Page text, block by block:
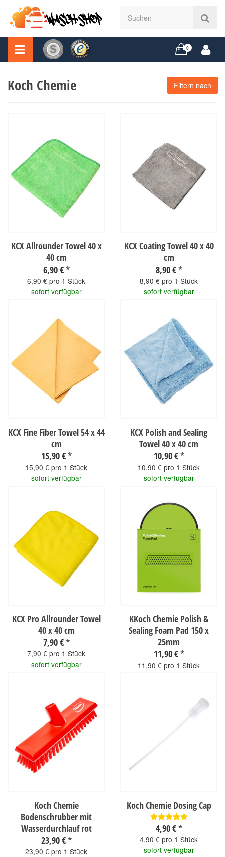
0
Koch Chemie Filtern nach
KCX Allrounder Towel 40 x
40 cm
6,90 €*
6,90 € pro 1 Stück
sofort verfügbar
KCX Coating Towel 40 x 40
cm
8,90 €*
8,90 € pro 1 Stück
sofort verfügbar
KCX Fine Fiber Towel 54 x 44
cm
15,90 €*
15,90 € pro 1 Stück
sofort verfügbar
KCX Polish and Sealing
Towel 40 x 40 cm
10,90 €*
10,90 € pro 1 Stück
sofort verfügbar
KCX Pro Allrounder Towel
40 x 40 cm
7,90 €*
7,90 € pro 1 Stück
sofort verfügbar
KKoch Chemie Polish &
Sealing Foam Pad 150 x
25mm
11,90 €*
11,90 € pro 1 Stück
Koch Chemie
Bodenschrubber mit
Wasserdurchlauf rot
23,90 €*
23,90 € pro 1 Stück
Koch Chemie Dosing Cap
4,90 €*
4,90 € pro 1 Stück
sofort verfügbar